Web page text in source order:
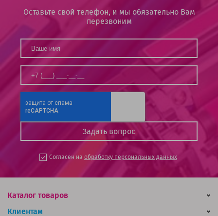
Оставьте свой телефон, и мы обязательно Вам
перезвоним
Согласен на обработку персональных данных
Каталог товаров
Клиентам